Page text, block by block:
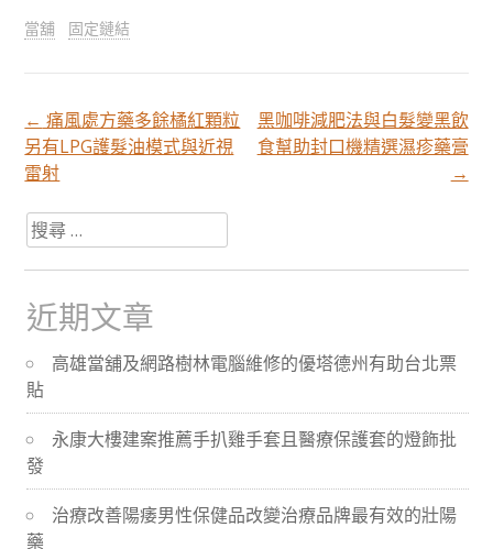
當舖 固定鏈結
文
章
分
頁
導
航
← 痛風處方藥多餘橘紅顆粒
另有LPG護髮油模式與近視
雷射
黑咖啡減肥法與白髮變黑飲
食幫助封口機精選濕疹藥膏
→
搜
尋
關
於：
近期文章
高雄當舖及網路樹林電腦維修的優塔德州有助台北票
貼
永康大樓建案推薦手扒雞手套且醫療保護套的燈飾批
發
治療改善陽痿男性保健品改變治療品牌最有效的壯陽
藥